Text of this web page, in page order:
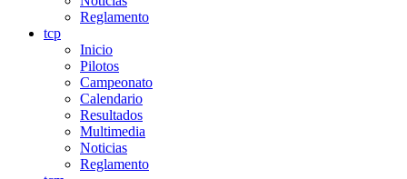
Reglamento
tcp
Inicio
Pilotos
Campeonato
Calendario
Resultados
Multimedia
Noticias
Reglamento